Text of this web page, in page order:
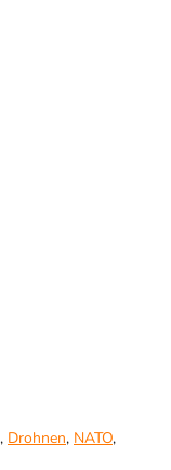
, Drohnen, NATO,